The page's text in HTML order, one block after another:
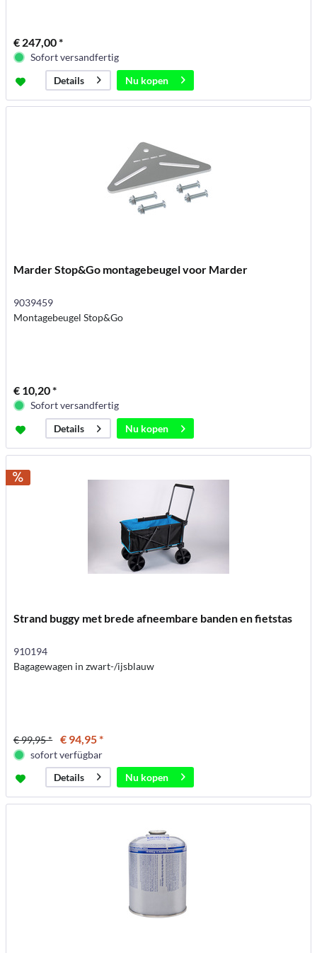
€ 247,00 *
Sofort versandfertig
Details
Nu kopen
Marder Stop&Go montagebeugel voor Marder
9039459
Montagebeugel Stop&Go
€ 10,20 *
Sofort versandfertig
Details
Nu kopen
Strand buggy met brede afneembare banden en fietstas
910194
Bagagewagen in zwart-/ijsblauw
€ 99,95 * € 94,95 *
sofort verfügbar
Details
Nu kopen